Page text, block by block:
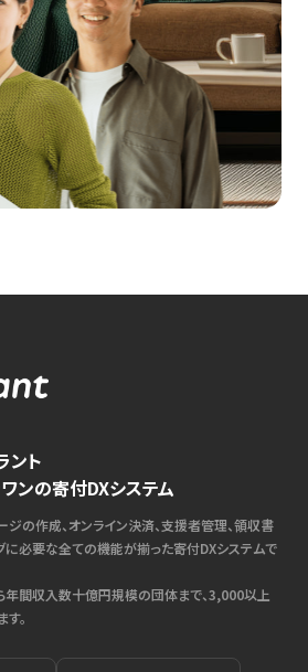
ント
ンの寄付DXシステム
ジの作成、オンライン決済、支援者管理、領収書
に必要な全ての機能が揃った寄付DXシステムで
年間収入数十億円規模の団体まで、3,000以上
。